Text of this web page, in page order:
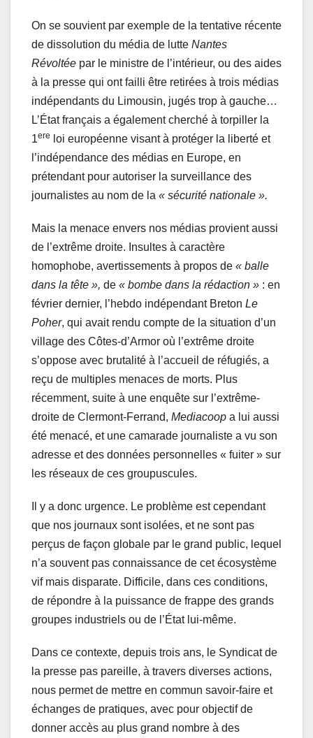
On se souvient par exemple de la tentative récente
de dissolution du média de lutte Nantes
Révoltée par le ministre de l’intérieur, ou des aides
à la presse qui ont failli être retirées à trois médias
indépendants du Limousin, jugés trop à gauche…
L’État français a également cherché à torpiller la
1ere
loi européenne visant à protéger la liberté et
l’indépendance des médias en Europe, en
prétendant pour autoriser la surveillance des
journalistes au nom de la « sécurité nationale ».
Mais la menace envers nos médias provient aussi
de l’extrême droite. Insultes à caractère
homophobe, avertissements à propos de « balle
dans la tête », de « bombe dans la rédaction » : en
février dernier, l’hebdo indépendant Breton Le
Poher, qui avait rendu compte de la situation d’un
village des Côtes-d’Armor où l’extrême droite
s’oppose avec brutalité à l’accueil de réfugiés, a
reçu de multiples menaces de morts. Plus
récemment, suite à une enquête sur l’extrême-
droite de Clermont-Ferrand, Mediacoop a lui aussi
été menacé, et une camarade journaliste a vu son
adresse et des données personnelles « fuiter » sur
les réseaux de ces groupuscules.
Il y a donc urgence. Le problème est cependant
que nos journaux sont isolées, et ne sont pas
perçus de façon globale par le grand public, lequel
n’a souvent pas connaissance de cet écosystème
vif mais disparate. Difficile, dans ces conditions,
de répondre à la puissance de frappe des grands
groupes industriels ou de l’État lui-même.
Dans ce contexte, depuis trois ans, le Syndicat de
la presse pas pareille, à travers diverses actions,
nous permet de mettre en commun savoir-faire et
échanges de pratiques, avec pour objectif de
donner accès au plus grand nombre à des